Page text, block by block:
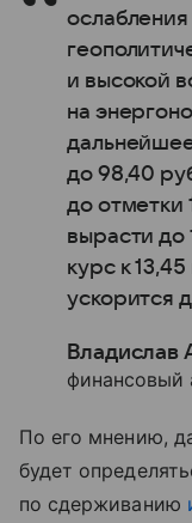
и высокой
на
до 98,40
до отметки
вырасти
курс к
ускорится
Владислав
финансовый
По его мнению,
будет
по сдерживанию